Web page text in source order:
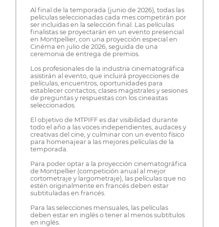
Al final de la temporada (junio de 2026), todas las
películas seleccionadas cada mes competirán por
ser incluidas en la selección final. Las películas
finalistas se proyectarán en un evento presencial
en Montpellier, con una proyección especial en
Cinéma en julio de 2026, seguida de una
ceremonia de entrega de premios.
Los profesionales de la industria cinematográfica
asistirán al evento, que incluirá proyecciones de
películas, encuentros, oportunidades para
establecer contactos, clases magistrales y sesiones
de preguntas y respuestas con los cineastas
seleccionados.
El objetivo de MTPIFF es dar visibilidad durante
todo el año a las voces independientes, audaces y
creativas del cine, y culminar con un evento físico
para homenajear a las mejores películas de la
temporada.
Para poder optar a la proyección cinematográfica
de Montpellier (competición anual al mejor
cortometraje y largometraje), las películas que no
estén originalmente en francés deben estar
subtituladas en francés.
Para las selecciones mensuales, las películas
deben estar en inglés o tener al menos subtítulos
en inglés.